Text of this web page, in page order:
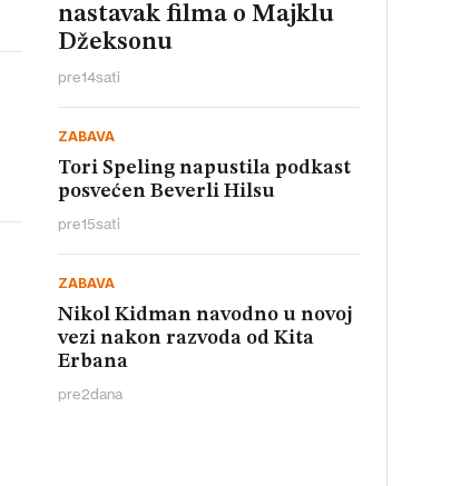
nastavak filma o Majklu
Džeksonu
pre14sati
ZABAVA
Tori Speling napustila podkast
posvećen Beverli Hilsu
pre15sati
ZABAVA
Nikol Kidman navodno u novoj
vezi nakon razvoda od Kita
Erbana
pre2dana